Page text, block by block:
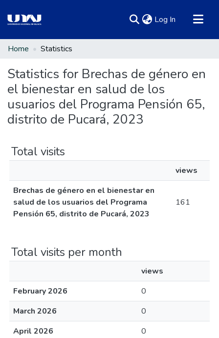
Log In (current)
Communities & Collections
Home Statistics
Statistics for Brechas de género en
el bienestar en salud de los
usuarios del Programa Pensión 65,
distrito de Pucará, 2023
Total visits
views
Brechas de género en el bienestar en
salud de los usuarios del Programa
Pensión 65, distrito de Pucará, 2023
161
Total visits per month
views
February 2026
0
March 2026
0
April 2026
0